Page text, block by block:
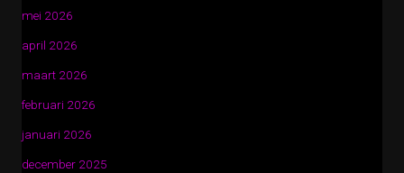
mei 2026
april 2026
maart 2026
februari 2026
januari 2026
december 2025